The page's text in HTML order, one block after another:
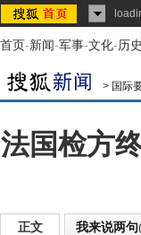
首页-新闻-军事-文化-历史
> 国际
法国检方
正文 我来说两句(